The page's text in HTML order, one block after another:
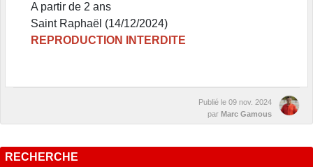
A partir de 2 ans
Saint Raphaël (14/12/2024)
REPRODUCTION INTERDITE
Publié le 09 nov. 2024
par Marc Gamous
RECHERCHE